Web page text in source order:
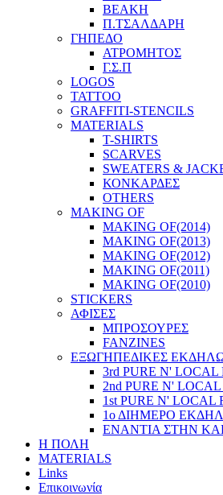
ΒΕΑΚΗ
Π.ΤΣΑΛΔΑΡΗ
ΓΗΠΕΔΟ
ΑΤΡΟΜΗΤΟΣ
Γ.Σ.Π
LOGOS
TATTOO
GRAFFITI-STENCILS
MATERIALS
T-SHIRTS
SCARVES
SWEATERS &
ΚΟΝΚΑΡΔΕΣ
OTHERS
MAKING OF
MAKING OF(2014)
MAKING OF(2013)
MAKING OF(2012)
MAKING OF(2011)
MAKING OF(2010)
STICKERS
ΑΦΙΣΕΣ
ΜΠΡΟΣΟΥΡΕΣ
FANZINES
ΕΞΩΓΗΠΕΔΙΚΕΣ
3rd PURE N' LOCAL
2nd PURE N'
1st PURE N' LOCAL
1ο ΔΙΗΜΕΡΟ
ΕΝΑΝΤΙΑ ΣΤΗΝ
Η ΠΟΛΗ
MATERIALS
Links
Επικοινωνία